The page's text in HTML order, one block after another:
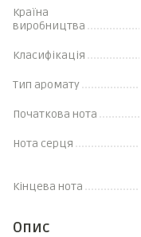
Країна
виробництва
Класифікація
Тип аромату
Початкова нота
Нота серця
Кінцева нота
Опис